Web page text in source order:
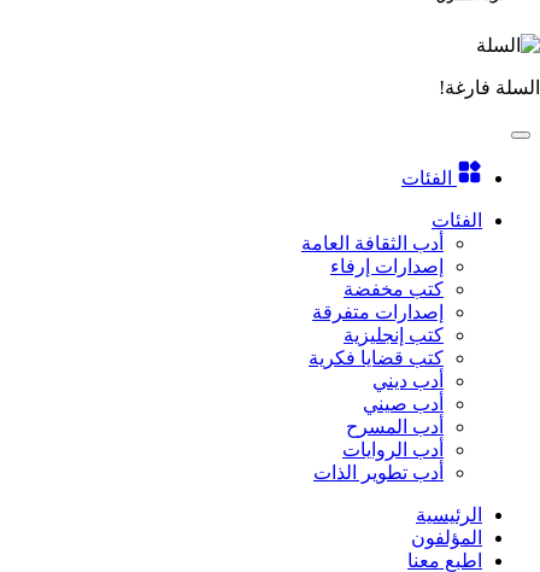
السلة فارغة!
الفئات
الفئات
أدب الثقافة العامة
إصدارات إرفاء
كتب مخفضة
إصدارات متفرقة
كتب إنجليزية
كتب قضايا فكرية
أدب ديني
أدب صيني
أدب المسرح
أدب الروايات
أدب تطوير الذات
الرئيسية
المؤلفون
اطبع معنا